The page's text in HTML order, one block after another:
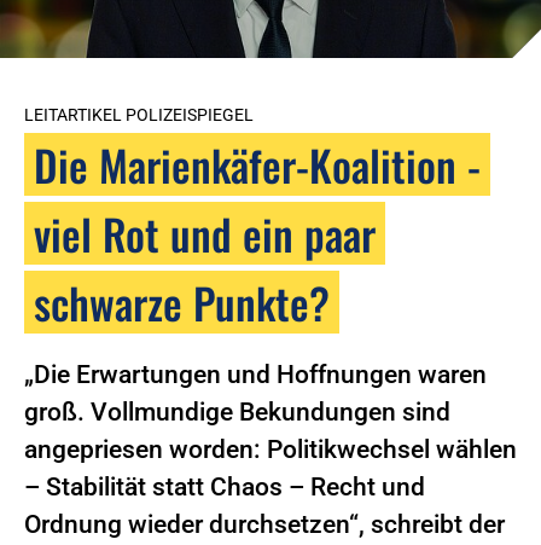
LEITARTIKEL POLIZEISPIEGEL
Die Marienkäfer-Koalition -
viel Rot und ein paar
schwarze Punkte?
„Die Erwartungen und Hoffnungen waren
groß. Vollmundige Bekundungen sind
angepriesen worden: Politikwechsel wählen
– Stabilität statt Chaos – Recht und
Ordnung wieder durchsetzen“, schreibt der